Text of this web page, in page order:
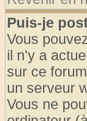
Puis-je
Vous
il n'y a
sur ce
un serveur
Vous ne